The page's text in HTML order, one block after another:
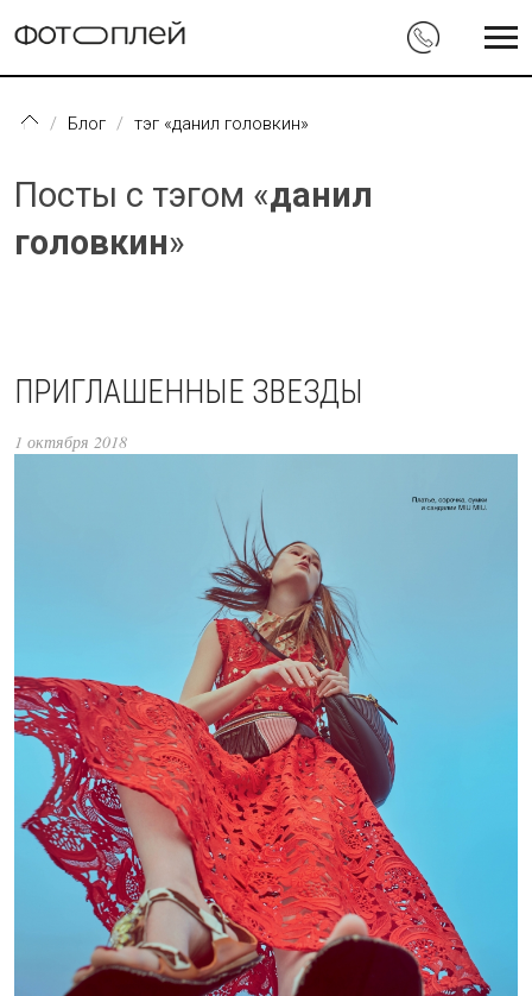
Блог тэг «данил головкин»
Посты с тэгом «данил
головкин»
ПРИГЛАШЕННЫЕ ЗВЕЗДЫ
1 октября 2018